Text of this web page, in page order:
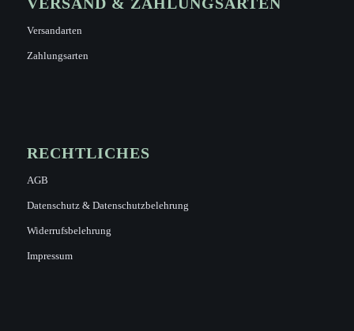
VERSAND & ZAHLUNGSARTEN
Versandarten
Zahlungsarten
RECHTLICHES
AGB
Datenschutz & Datenschutzbelehrung
Widerrufsbelehrung
Impressum